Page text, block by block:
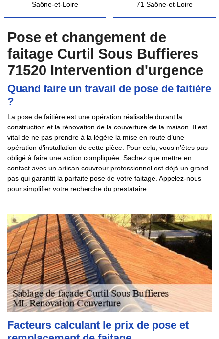
Saône-et-Loire
71 Saône-et-Loire
Pose et changement de
faitage Curtil Sous Buffieres
71520 Intervention d'urgence
Quand faire un travail de pose de faitière
?
La pose de faitière est une opération réalisable durant la
construction et la rénovation de la couverture de la maison. Il est
vital de ne pas prendre à la légère la mise en route d’une
opération d’installation de cette pièce. Pour cela, vous n’êtes pas
obligé à faire une action compliquée. Sachez que mettre en
contact avec un artisan couvreur professionnel est déjà un grand
pas qui garantit la parfaite pose de votre faitage. Appelez-nous
pour simplifier votre recherche du prestataire.
Facteurs calculant le prix de pose et